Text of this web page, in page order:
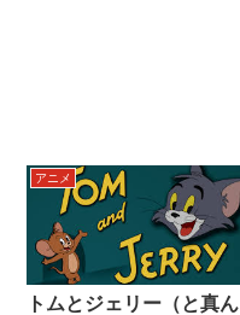
アニメ
トムとジェリー（と真ん